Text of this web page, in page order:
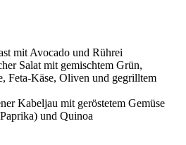
mit Avocado und Rührei
Salat mit gemischtem Grün,
Feta-Käse, Oliven und gegrilltem
Kabeljau mit geröstetem Gemüse
und Quinoa